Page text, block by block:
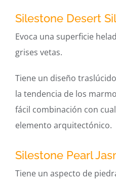
Silestone Desert
Evoca una superficie
grises vetas.
Tiene un diseño
la tendencia de los
fácil combinación con
elemento arquitectónico.
Silestone Pearl
Tiene un aspecto de